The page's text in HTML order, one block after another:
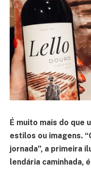
É muito mais do que
estilos ou imagens.
jornada”, a primeira
lendária caminhada,